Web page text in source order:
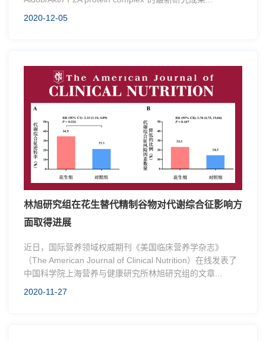
2020-12-05
林旭研究组在花生替代精制谷物对代谢综合征影响方
面取得进展
近日，国际营养领域权威期刊《美国临床营养学杂志》
（The American Journal of Clinical Nutrition）在线发表了
中国科学院上海营养与健康研究所林旭研究组的文章...
2020-11-27